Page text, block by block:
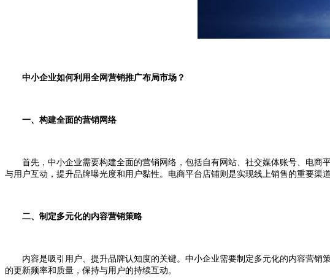
中小企业如何利用全网营销推广布局市场？
一、构建全面的营销网络
首先，中小企业需要构建全面的营销网络，包括自有网站、社交媒体账号、电商
与用户互动，提升品牌曝光度和用户黏性。电商平台店铺则是实现线上销售的重要渠道
二、制定多元化的内容营销策略
内容是吸引用户、提升品牌认知度的关键。中小企业需要制定多元化的内容营销
的更新频率和质量，保持与用户的持续互动。